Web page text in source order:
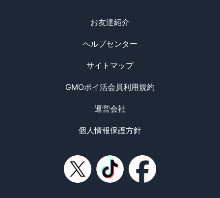
お友達紹介
ヘルプセンター
サイトマップ
GMOポイ活会員利用規約
運営会社
個人情報保護方針